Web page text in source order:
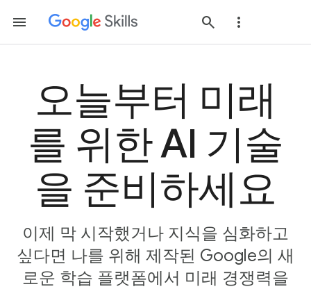
오늘부터 미래
를 위한 AI 기술
을 준비하세요
이제 막 시작했거나 지식을 심화하고
싶다면 나를 위해 제작된 Google의 새
로운 학습 플랫폼에서 미래 경쟁력을